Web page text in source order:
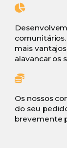
mais
alavancar os
Os nossos
do seu
brevemente